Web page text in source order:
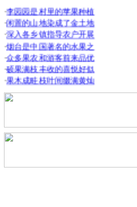
·闲置的山地染成了金土地
·深入各乡镇指导农户开展
·烟台是中国著名的水果之
·众多果农和游客前来品优
·硕果满枝丰收的喜悦好似
·果木成畦枝叶间缀满黄灿
·20余种特色林产品进一步提
·提升林果产业综合生产能
·组织党员干部开展抗冰抢